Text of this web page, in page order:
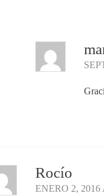
Rocío
ENERO 2,